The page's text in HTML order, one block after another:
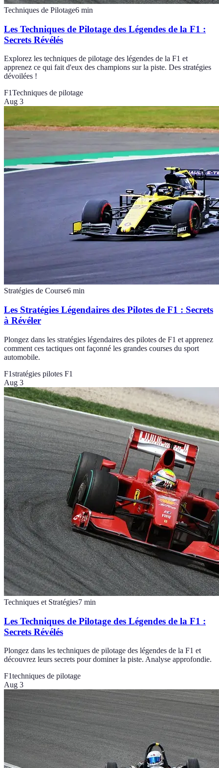
Techniques de Pilotage6 min
Les Techniques de Pilotage des Légendes de la F1 :
Secrets Révélés
Explorez les techniques de pilotage des légendes de la F1 et
apprenez ce qui fait d'eux des champions sur la piste. Des stratégies
dévoilées !
F1Techniques de pilotage
Aug 3
Stratégies de Course6 min
Les Stratégies Légendaires des Pilotes de F1 : Secrets
à Révéler
Plongez dans les stratégies légendaires des pilotes de F1 et apprenez
comment ces tactiques ont façonné les grandes courses du sport
automobile.
F1stratégies pilotes F1
Aug 3
Techniques et Stratégies7 min
Les Techniques de Pilotage des Légendes de la F1 :
Secrets Révélés
Plongez dans les techniques de pilotage des légendes de la F1 et
découvrez leurs secrets pour dominer la piste. Analyse approfondie.
F1techniques de pilotage
Aug 3